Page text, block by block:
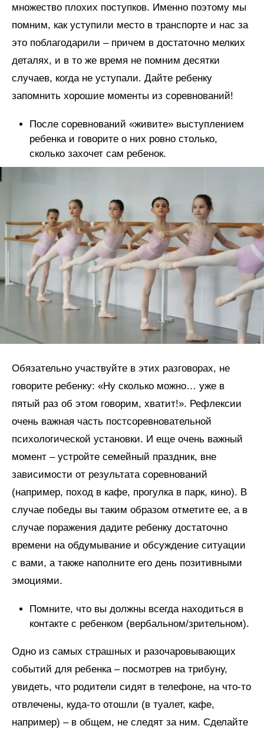
множество плохих поступков. Именно поэтому мы
помним, как уступили место в транспорте и нас за
это поблагодарили – причем в достаточно мелких
деталях, и в то же время не помним десятки
случаев, когда не уступали. Дайте ребенку
запомнить хорошие моменты из соревнований!
После соревнований «живите» выступлением
ребенка и говорите о них ровно столько,
сколько захочет сам ребенок.
Обязательно участвуйте в этих разговорах, не
говорите ребенку: «Ну сколько можно… уже в
пятый раз об этом говорим, хватит!». Рефлексии
очень важная часть постсоревновательной
психологической установки. И еще очень важный
момент – устройте семейный праздник, вне
зависимости от результата соревнований
(например, поход в кафе, прогулка в парк, кино). В
случае победы вы таким образом отметите ее, а в
случае поражения дадите ребенку достаточно
времени на обдумывание и обсуждение ситуации
с вами, а также наполните его день позитивными
эмоциями.
Помните, что вы должны всегда находиться в
контакте с ребенком (вербальном/зрительном).
Одно из самых страшных и разочаровывающих
событий для ребенка – посмотрев на трибуну,
увидеть, что родители сидят в телефоне, на что-то
отвлечены, куда-то отошли (в туалет, кафе,
например) – в общем, не следят за ним. Сделайте